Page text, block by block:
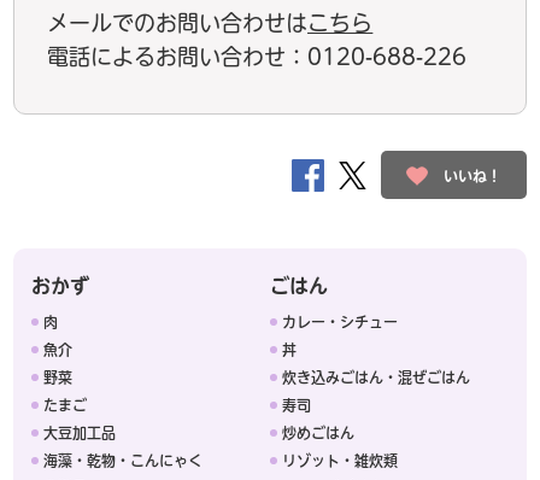
メールでのお問い合わせはこちら
電話によるお問い合わせ：0120-688-226
いいね！
おかず
肉
魚介
野菜
たまご
大豆加工品
海藻・乾物・こんにゃく
ごはん
カレー・シチュー
丼
炊き込みごはん・混ぜごはん
寿司
炒めごはん
リゾット・雑炊類